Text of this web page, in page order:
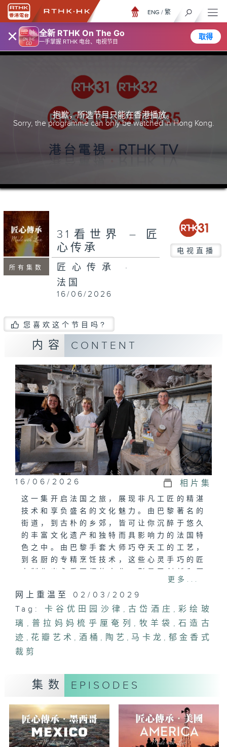
× 全新 RTHK On The Go
一手掌握 RTHK 电台、电视节目
取得
ENG / 繁
抱歉，所选节目只能在香港播放。
Sorry, the programme can only be watched in Hong Kong.
所有集数
31看世界 – 匠
心传承
电视直播
匠心传承 ·
法国
16/06/2026
您喜欢这个节目吗?
内容 CONTENT
16/06/2026 相片集
这一集开启法国之旅，展现非凡工匠的精湛
技术和享负盛名的文化魅力。由巴黎著名的
街道，到古朴的乡郊，皆可让你沉醉于悠久
的丰富文化遗产和独特而具影响力的法国特
色之中。由巴黎手套大师巧夺天工的工艺，
到名厨的专精烹饪技术，这些心灵手巧的匠
人制作出永垂不朽的杰作，彰显了创新和历
史文化的深厚底蕴。不论是制作完美的马卡
龙，裁制牧羊人的古老工具，修复著名的玻
璃工艺品及石雕，或是酿制来自古老酒庄的
美酒，这些匠人传释了法国工艺的魅力、内
心的热诚和优雅的品味。
France Made with Love embarks
showcasing the exquisite
cultural charm of this country´s
most remarkable artisans. From
the iconic stretts of Paris to the
quaint countryside, immerse
更多...
网上重温至 02/03/2029
Tag:
卡谷优田园沙律 , 古岱酒庄 , 彩绘玻
璃 , 普拉妈妈梳乎厘奄列 , 牧羊袋 , 石造古
迹 , 花瓣艺术 , 酒桶 , 陶艺 , 马卡龙 , 郁金香式
裁剪
集数 EPISODES